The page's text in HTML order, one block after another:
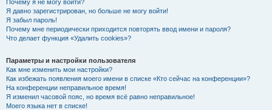
Почему я не могу войти?
Я давно зарегистрирован, но больше не могу войти!
Я забыл пароль!
Почему мне периодически приходится повторять ввод имени и пароля?
Что делает функция «Удалить cookies»?
Параметры и настройки пользователя
Как мне изменить мои настройки?
Как избежать появления моего имени в списке «Кто сейчас на конференции»?
На конференции неправильное время!
Я изменил часовой пояс, но время всё равно неправильное!
Моего языка нет в списке!